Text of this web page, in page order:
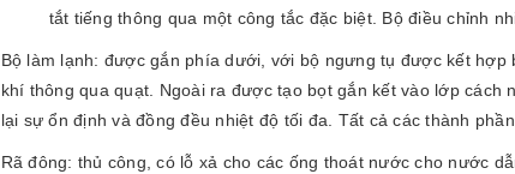
tắt tiếng thông qua một công tắc đặc biệt. Bộ điều chỉnh
Bộ làm lạnh: được gắn phía dưới, với bộ ngưng tụ được kết
khí thông qua quạt. Ngoài ra được tạo bọt gắn kết vào lớp
lại sự ổn định và đồng đều nhiệt độ tối đa. Tất cả các thành
Rã đông: thủ công, có lỗ xả cho các ống thoát nước cho nước